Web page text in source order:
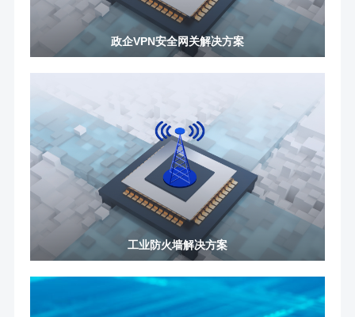
政企VPN安全网关解决方案
工业防火墙解决方案